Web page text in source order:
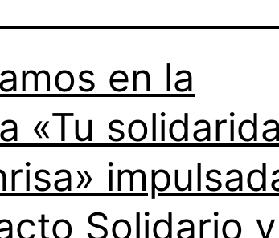
en la
«Tu
Solidario y